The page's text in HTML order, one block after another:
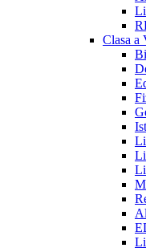
Clasa a